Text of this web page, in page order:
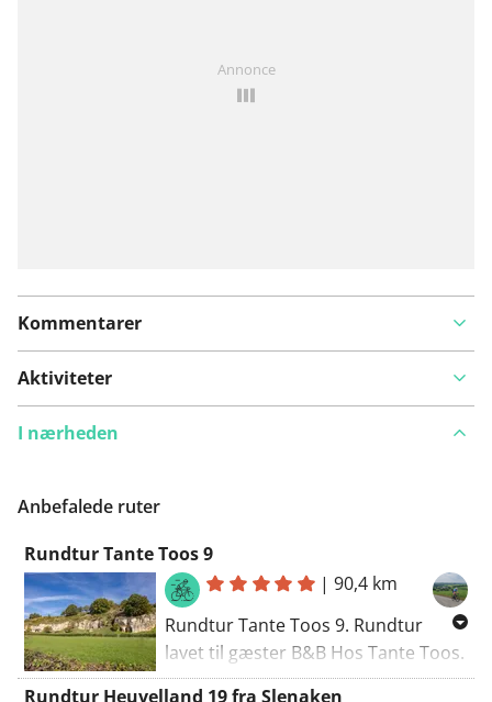
Annonce
Kommentarer
Aktiviteter
I nærheden
Anbefalede ruter
Rundtur Tante Toos 9
|90,4 km
Rundtur Tante Toos 9. Rundtur
lavet til gæster B&B Hos Tante Toos.
Stigninger: Klaasvelderweg Lemiers
Rundtur Heuvelland 19 fra Slenaken